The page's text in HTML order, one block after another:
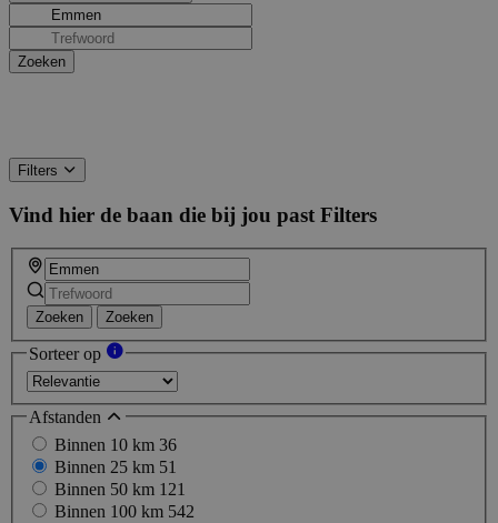
Filters
Vind hier de baan die bij jou past Filters
Zoeken Zoeken
Sorteer op
Afstanden
Binnen 10 km 36
Binnen 25 km 51
Binnen 50 km 121
Binnen 100 km 542